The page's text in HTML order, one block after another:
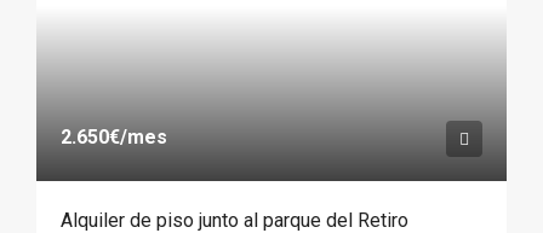
2.650€/mes
Alquiler de piso junto al parque del Retiro